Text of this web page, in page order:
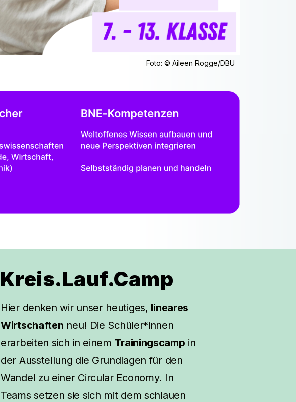
Foto: © Aileen Rogge/DBU
Kreis.Lauf.Camp
Hier denken wir unser heutiges, lineares
Wirtschaften neu! Die Schüler*innen
erarbeiten sich in einem Trainingscamp in
der Ausstellung die Grundlagen für den
Wandel zu einer Circular Economy. In
Teams setzen sie sich mit dem schlauen